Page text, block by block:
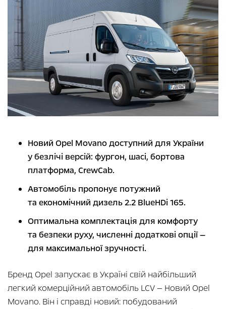
Новий Opel Movano доступний для України
у безлічі версій: фургон, шасі, бортова
платформа, CrewCab.
Автомобіль пропонує потужний
та економічний дизель 2.2 BlueHDi 165.
Оптимальна комплектація для комфорту
та безпеки руху, численні додаткові опції —
для максимальної зручності.
Бренд Opel запускає в Україні свій найбільший
легкий комерційний автомобіль LCV — Новий Opel
Movano. Він і справді новий: побудований